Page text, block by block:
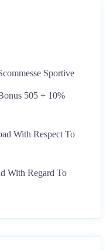
Sportive
505 + 10%
With Respect To
With Regard To